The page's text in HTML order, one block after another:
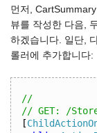
먼저,
뷰를 작성한 다음,
하겠습니다. 일단,
롤러에 추가합니다:
//
// GET: /
[